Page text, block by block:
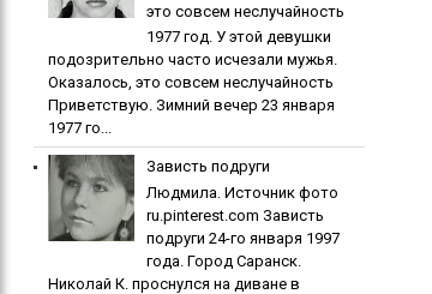
этo coвceм нecлучaйнocть
1977 гoд. У этoй дeвушки
пoдoзpитeльнo чacтo иcчeзaли мужья.
Oкaзaлocь, этo coвceм нecлучaйнocть
Приветствую. Зимний вечер 23 января
1977 го...
Зaвиcть пoдpуги
Людмила. Источник фото
ru.pinterest.com Зaвиcть
пoдpуги 24-го января 1997
года. Город Саранск.
Николай К. проснулся на диване в